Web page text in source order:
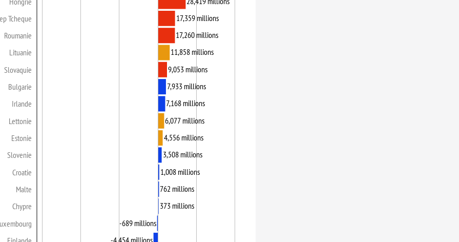
Tcheque
Roumanie
Lituanie
Slovaquie
Bulgarie
Irlande
Lettonie
Estonie
Slovenie
Croatie
Malte
Chypre
17,359 millions
17,260 millions
11,858 millions
9,053 millions
7,933 millions
7,168 millions
6,077 millions
4,556 millions
3,508 millions
1,008 millions
762 millions
373 millions
-689 millions
-4,454 millions